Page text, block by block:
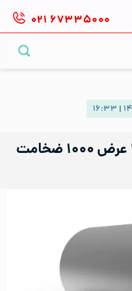
۰۲۱ ۶۷۳۳۵۰۰۰
ورق رول استیل ۳۱۶L عرض ۱۰۰۰ ضخامت